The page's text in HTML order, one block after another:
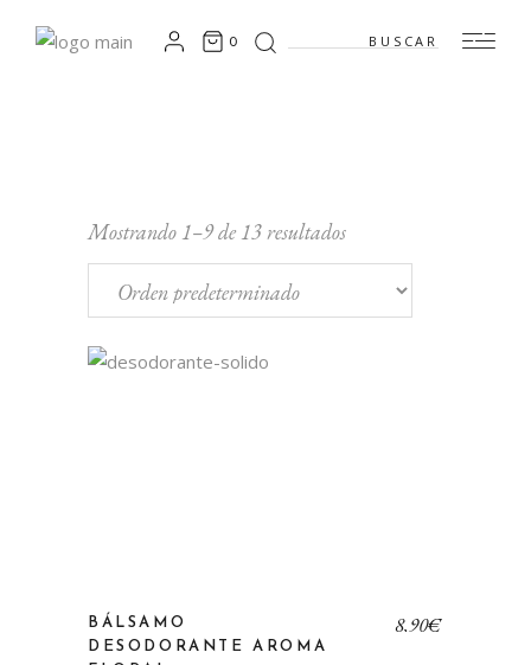
0 Search
for:
Mostrando 1–9 de 13 resultados
BÁLSAMO
DESODORANTE AROMA
8,90€